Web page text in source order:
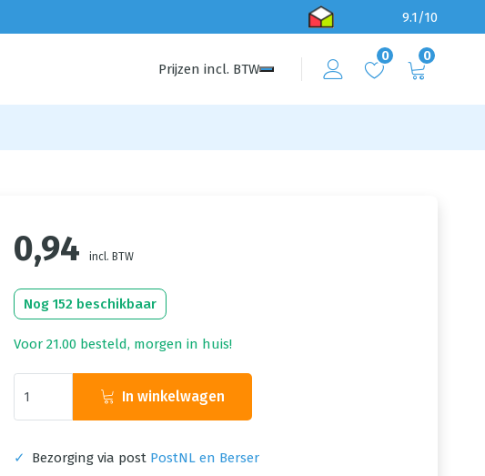
9.1/10
Prijzen incl. BTW
0 0
0,94 incl. BTW
Nog 152 beschikbaar
Voor 21.00 besteld, morgen in huis!
In winkelwagen
✓ Bezorging via post PostNL en Berser